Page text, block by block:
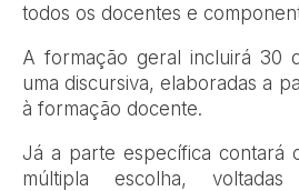
todos os docentes e
A formação geral incluirá 30
uma discursiva, elaboradas a
à formação docente.
Já a parte específica contará
múltipla escolha,